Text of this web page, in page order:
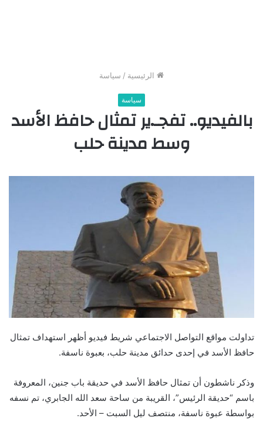
الرئيسية / سياسة
سياسة
بالفيديو.. تفجـ.ير تمثال حافظ الأسد
وسط مدينة حلب
تداولت مواقع التواصل الاجتماعي شريط فيديو أظهر استهداف تمثال
حافظ الأسد في إحدى حدائق مدينة حلب، بعبوة ناسفة.
وذكر ناشطون أن تمثال حافظ الأسد في حديقة باب جنين، المعروفة
باسم “حديقة الرئيس”، القريبة من ساحة سعد الله الجابري، تم نسفه
بواسطة عبوة ناسفة، منتصف ليل السبت – الأحد.